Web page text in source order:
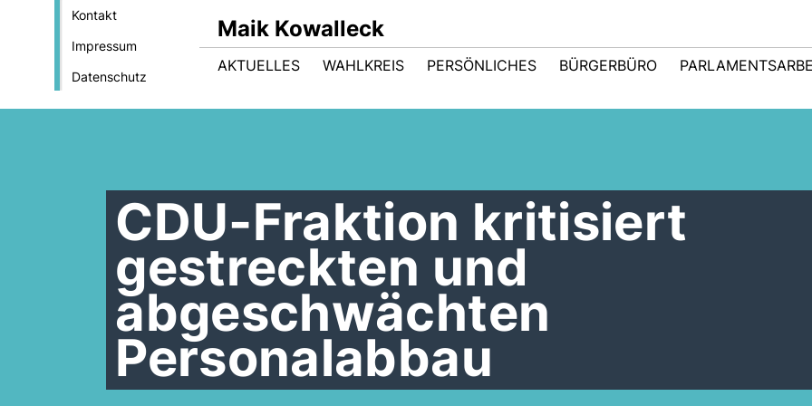
Kontakt
Impressum
Datenschutz
Maik Kowalleck
AKTUELLES WAHLKREIS PERSÖNLICHES BÜRGERBÜRO
CDU-Fraktion kritisiert
gestreckten und
abgeschwächten
Personalabbau